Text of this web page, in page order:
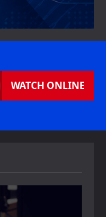
WATCH ONLINE